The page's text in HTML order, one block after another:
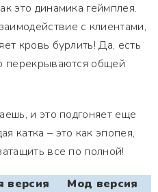
это динамика геймплея.
с клиентами,
кровь бурлить! Да, есть
перекрываются общей
и это подгоняет еще
катка – это как эпопея,
все по полной!
версия
Мод версия